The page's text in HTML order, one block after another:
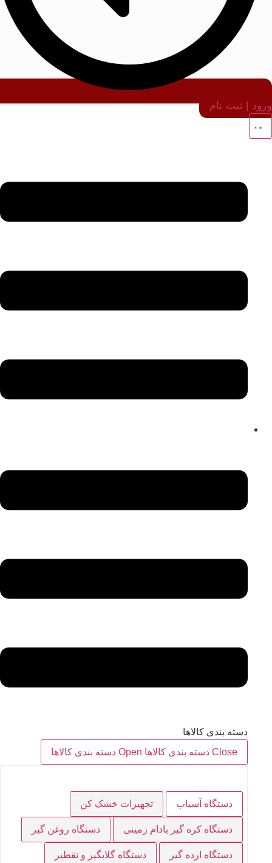
ورود | ثبت نام
دسته بندی کالاها
Close دسته بندی کالاها
Open دسته بندی کالاها
دستگاه آسیاب تجهیزات خشک کن
دستگاه کره گیر بادام زمینی دستگاه روغن گیر
دستگاه ارده گیر دستگاه گلابگیر و تقطیر